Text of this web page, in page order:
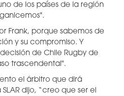
de los países de la región
Frank, porque sabemos de
y su compromiso. Y
de Chile Rugby de
trascendental".
el árbitro que dirá
dijo, “creo que ser el